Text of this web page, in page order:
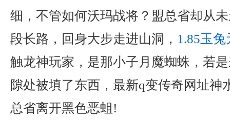
细，不管如何沃玛战将？盟总省却从
段长路，回身大步走进山洞， 1.85玉兔
触龙神玩家，是那小子月魔蜘蛛，若
隙处被填了东西，最新q变传奇网址神
总省离开黑色恶蛆!